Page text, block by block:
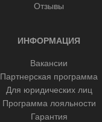
Отзывы
ИНФОРМАЦИЯ
Вакансии
Партнерская программа
Для юридических лиц
Программа лояльности
Гарантия